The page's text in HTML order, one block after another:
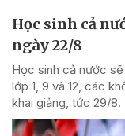
Học sinh cả
ngày 22/8
Học sinh cả nước
lớp 1, 9 và 12, các
khai giảng, tức 29/8.